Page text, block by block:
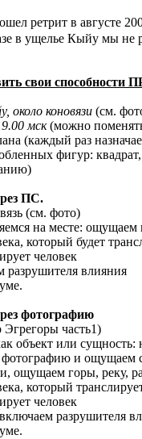
ретрит в августе
в ущелье Кыйу мы не
свои
около коновязи (см.
мск(можно
(каждый раз
фигур: квадрат,
ПС.
(см. фото)
на месте:
который будет
человек
влияния
фотографию
Эгрегоры часть1)
объект или
и ощущаем
ощущаем горы, реку,
который
человек
разрушителя